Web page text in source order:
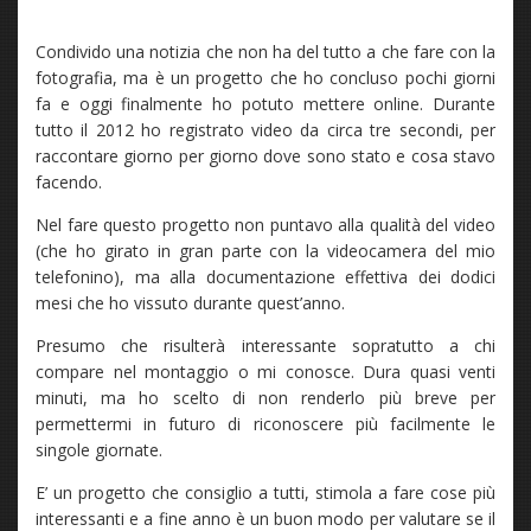
Condivido una notizia che non ha del tutto a che fare con la
fotografia, ma è un progetto che ho concluso pochi giorni
fa e oggi finalmente ho potuto mettere online. Durante
tutto il 2012 ho registrato video da circa tre secondi, per
raccontare giorno per giorno dove sono stato e cosa stavo
facendo.
Nel fare questo progetto non puntavo alla qualità del video
(che ho girato in gran parte con la videocamera del mio
telefonino), ma alla documentazione effettiva dei dodici
mesi che ho vissuto durante quest’anno.
Presumo che risulterà interessante sopratutto a chi
compare nel montaggio o mi conosce. Dura quasi venti
minuti, ma ho scelto di non renderlo più breve per
permettermi in futuro di riconoscere più facilmente le
singole giornate.
E’ un progetto che consiglio a tutti, stimola a fare cose più
interessanti e a fine anno è un buon modo per valutare se il